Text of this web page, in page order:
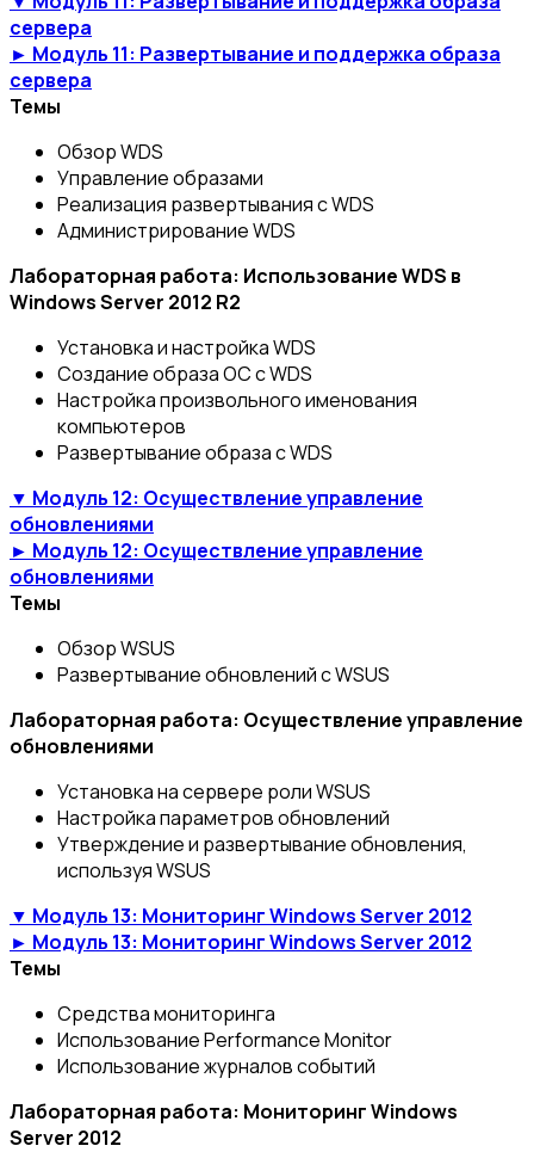
сервера
► Модуль 11: Развертывание и поддержка образа
сервера
Темы
Обзор WDS
Управление образами
Реализация развертывания с WDS
Администрирование WDS
Лабораторная работа: Использование WDS в
Windows Server 2012 R2
Установка и настройка WDS
Создание образа ОС с WDS
Настройка произвольного именования
компьютеров
Развертывание образа с WDS
▼ Модуль 12: Осуществление управление
обновлениями
► Модуль 12: Осуществление управление
обновлениями
Темы
Обзор WSUS
Развертывание обновлений с WSUS
Лабораторная работа: Осуществление управление
обновлениями
Установка на сервере роли WSUS
Настройка параметров обновлений
Утверждение и развертывание обновления,
используя WSUS
▼ Модуль 13: Мониторинг Windows Server 2012
► Модуль 13: Мониторинг Windows Server 2012
Темы
Средства мониторинга
Использование Performance Monitor
Использование журналов событий
Лабораторная работа: Мониторинг Windows
Server 2012